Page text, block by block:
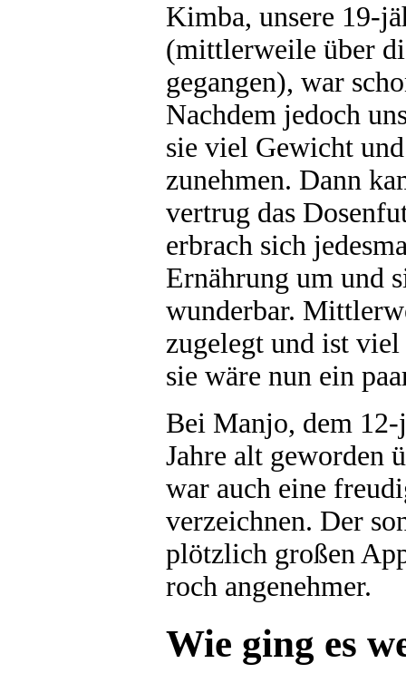
Kimba, unsere 19-
(mittlerweile über
gegangen), war
Nachdem jedoch
sie viel Gewicht
zunehmen. Dann
vertrug das
erbrach sich
Ernährung um und
wunderbar.
zugelegt und ist
sie wäre nun ein
Bei Manjo, dem
Jahre alt geworden
war auch eine
verzeichnen. Der
plötzlich großen
roch angenehmer.
Wie ging es